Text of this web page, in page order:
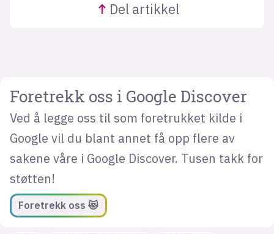
Del artikkel
Foretrekk oss i Google Discover
Ved å legge oss til som foretrukket kilde i
Google vil du blant annet få opp flere av
sakene våre i Google Discover. Tusen takk for
støtten!
Foretrekk oss 😻